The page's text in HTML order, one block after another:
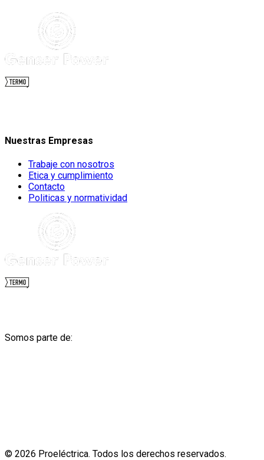
Nuestras Empresas
Trabaje con nosotros
Etica y cumplimiento
Contacto
Politicas y normatividad
Somos parte de:
© 2026 Proeléctrica. Todos los derechos reservados.